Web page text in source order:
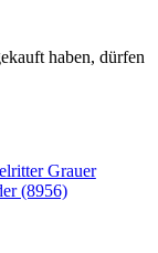
haben, dürfen